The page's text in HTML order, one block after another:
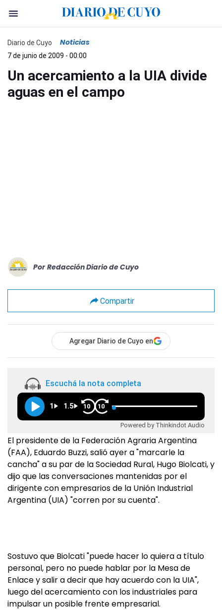
Diario de Cuyo Noticias
7 de junio de 2009 - 00:00
Un acercamiento a la UIA divide
aguas en el campo
Por Redacción Diario de Cuyo
Compartir
Agregar Diario de Cuyo en
Escuchá la nota completa
1 1.5 10 10
Powered by Thinkindot Audio
El presidente de la Federación Agraria Argentina
(FAA), Eduardo Buzzi, salió ayer a "marcarle la
cancha" a su par de la Sociedad Rural, Hugo Biolcati, y
dijo que las conversaciones mantenidas por el
dirigente con empresarios de la Unión Industrial
Argentina (UIA) "corren por su cuenta".
Sostuvo que Biolcati "puede hacer lo quiera a título
personal, pero no puede hablar por la Mesa de
Enlace y salir a decir que hay acuerdo con la UIA",
luego del acercamiento con los industriales para
impulsar un posible frente empresarial.